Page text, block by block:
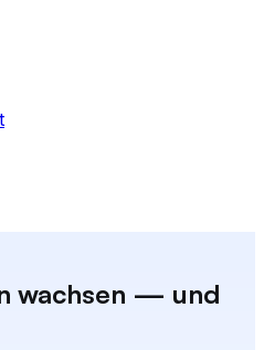
wachsen — und